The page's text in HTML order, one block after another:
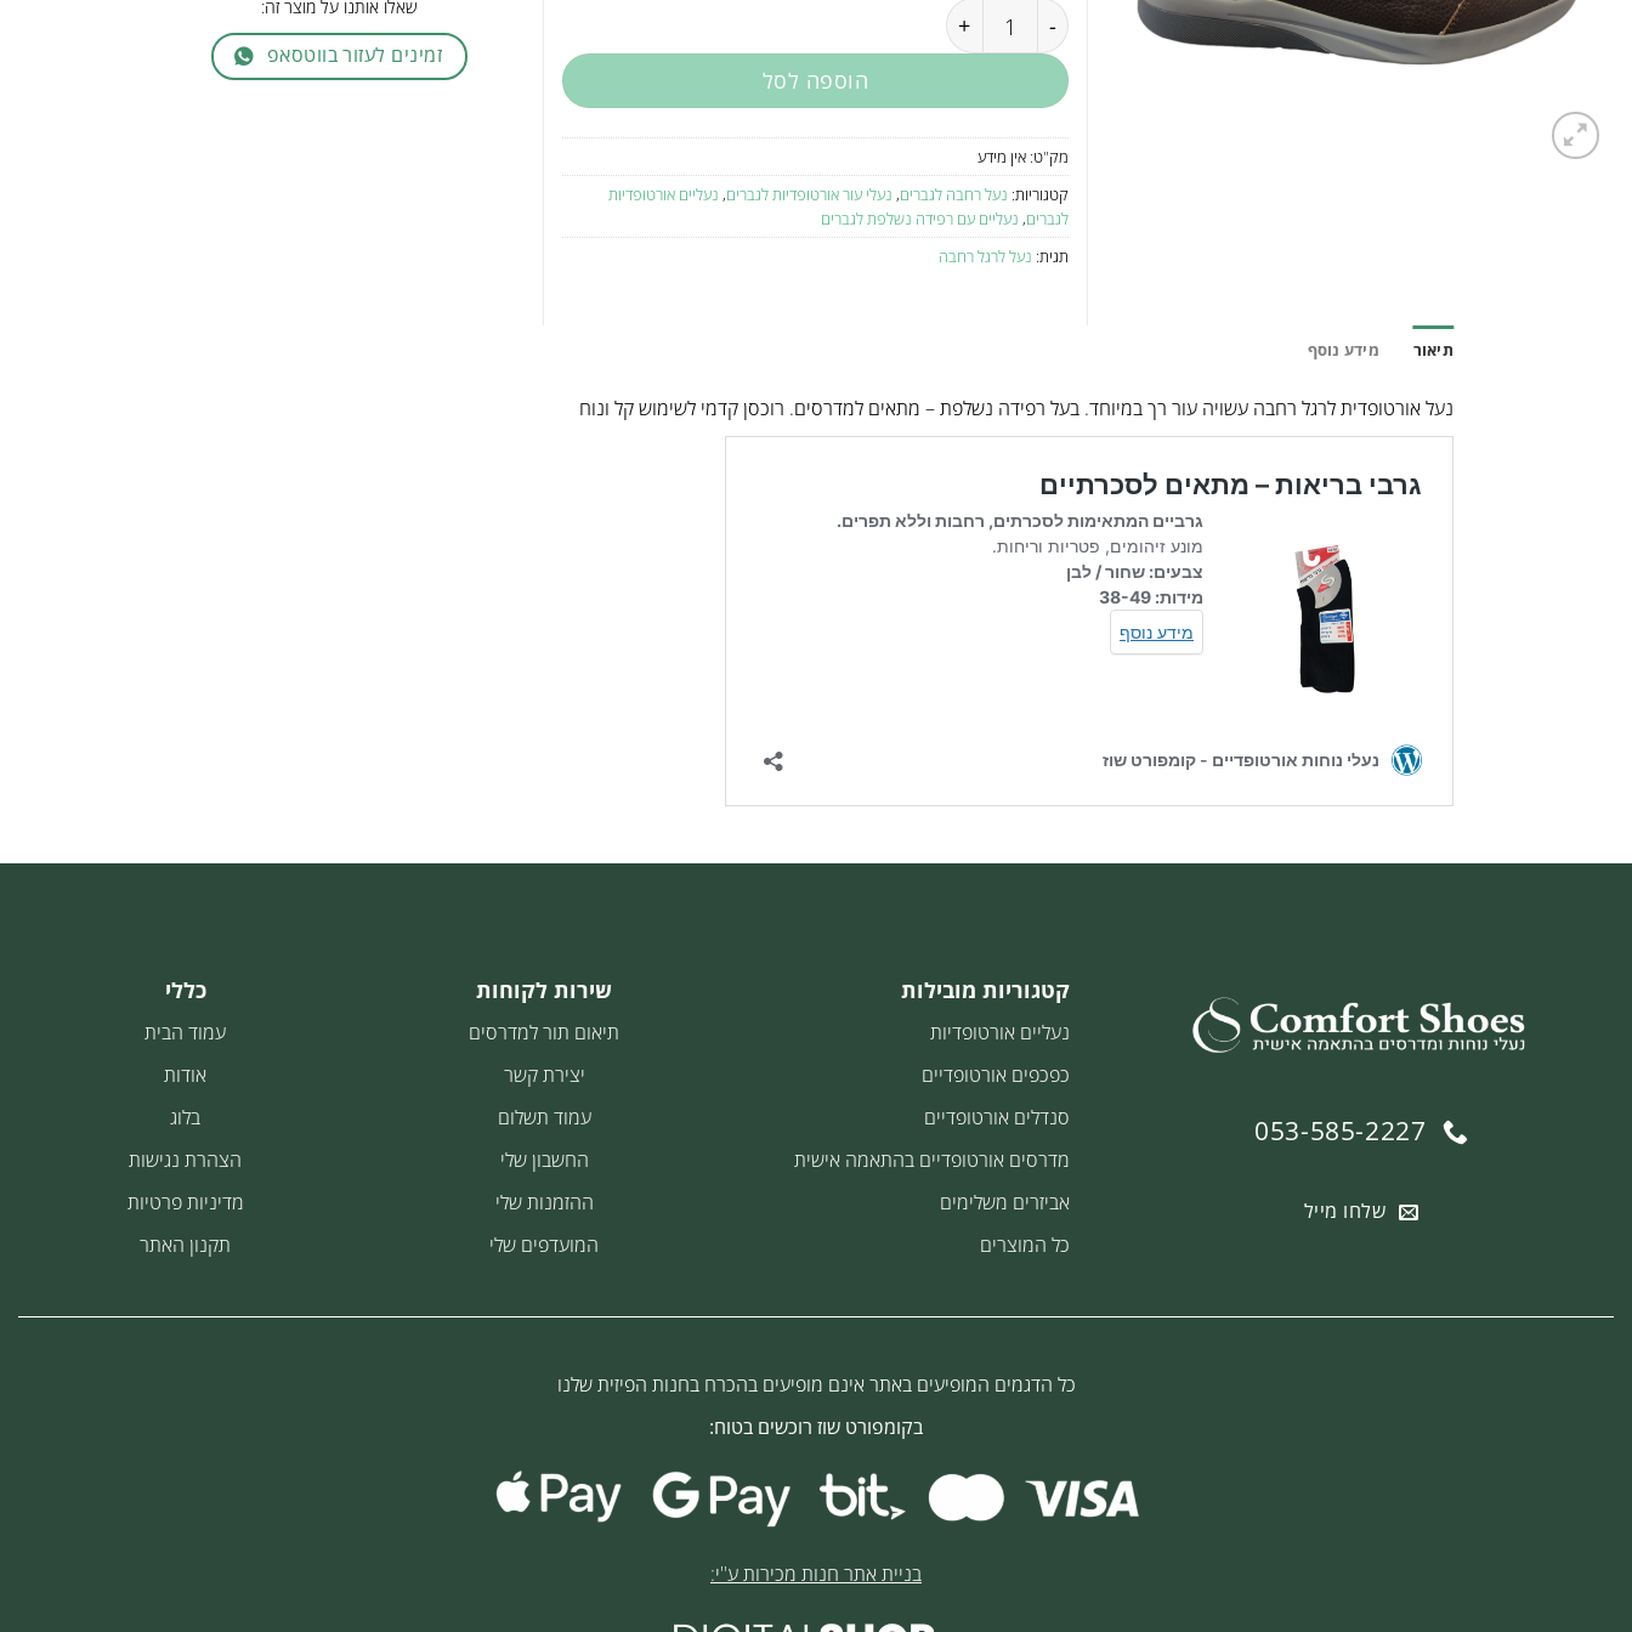
כמות של נעל אורטופדית רחבה לגבר 654006
הוספה לסל
מק"ט: אין מידע
קטגוריות: נעל רחבה לגברים, נעלי עור אורטופדיות לגברים, נעליים אורטופדיות
לגברים, נעליים עם רפידה נשלפת לגברים
תגית: נעל לרגל רחבה
שאלו אותנו על מוצר זה:
זמינים לעזור בווטסאפ
תיאור מידע נוסף
נעל אורטופדית לרגל רחבה עשויה עור רך במיוחד. בעל רפידה נשלפת – מתאים למדרסים. רוכסן קדמי לשימוש קל ונוח
053-585-2227
שלחו מייל
קטגוריות מובילות
נעליים אורטופדיות
כפכפים אורטופדיים
סנדלים אורטופדיים
מדרסים אורטופדיים בהתאמה אישית
אביזרים משלימים
כל המוצרים
שירות לקוחות
תיאום תור למדרסים
יצירת קשר
עמוד תשלום
החשבון שלי
ההזמנות שלי
המועדפים שלי
כללי
עמוד הבית
אודות
בלוג
הצהרת נגישות
מדיניות פרטיות
תקנון האתר
כל הדגמים המופיעים באתר אינם מופיעים בהכרח בחנות הפיזית שלנו
בקומפורט שוז רוכשים בטוח:
בניית אתר חנות מכירות ע''י: